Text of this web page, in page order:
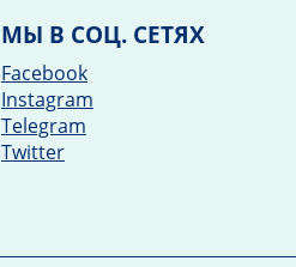
МЫ В СОЦ. СЕТЯХ
Facebook
Instagram
Telegram
Twitter